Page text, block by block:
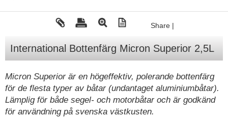
Humminbird
B&G
Båttillbehör
Hummertina
Varta - Batterier
Victron - Batteriladdare
Share |
International Bottenfärg Micron Superior 2,5L
Micron Superior är en högeffektiv, polerande bottenfärg
för de flesta typer av båtar (undantaget aluminiumbåtar).
Lämplig för både segel- och motorbåtar och är godkänd
för användning på svenska västkusten.